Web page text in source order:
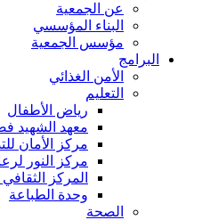
عن الجمعية
البناء المؤسسي
مؤسس الجمعية
البرامج
الأمن الغذائي
التعليم
رياض الأطفال
معهد الشهيد
مركز الأمان
مركز النور
المركز
وحدة الطباعة
الصحة